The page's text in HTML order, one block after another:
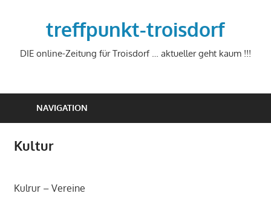
treffpunkt-troisdorf
DIE online-Zeitung für Troisdorf … aktueller geht kaum !!!
NAVIGATION
Kultur
Kulrur – Vereine